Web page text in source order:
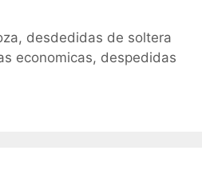
soltera
en
, desdedidas de soltera
economicas, despedidas